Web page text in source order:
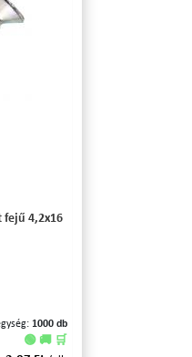
fejű 4,2x16
1000 db
🟢 🚚 🛒